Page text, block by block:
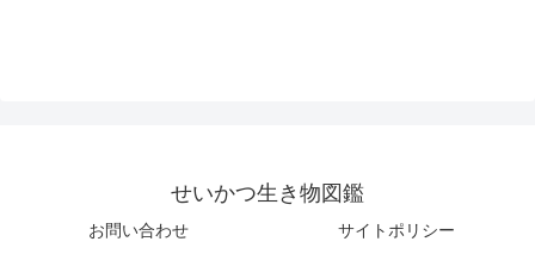
せいかつ生き物図鑑
お問い合わせ
サイトポリシー